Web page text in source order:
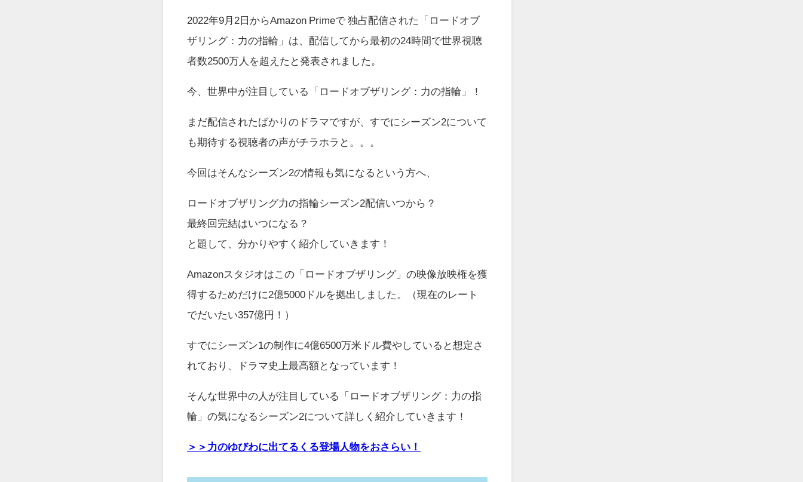
2022年9月2日からAmazon Primeで 独占配信された「ロードオブ
ザリング：力の指輪」は、配信してから最初の24時間で世界視聴
者数2500万人を超えたと発表されました。
今、世界中が注目している「ロードオブザリング：力の指輪」！
まだ配信されたばかりのドラマですが、すでにシーズン2について
も期待する視聴者の声がチラホラと。。。
今回はそんなシーズン2の情報も気になるという方へ、
ロードオブザリング力の指輪シーズン2配信いつから？
最終回完結はいつになる？
と題して、分かりやすく紹介していきます！
Amazonスタジオはこの「ロードオブザリング」の映像放映権を獲
得するためだけに2億5000ドルを拠出しました。（現在のレート
でだいたい357億円！）
すでにシーズン1の制作に4億6500万米ドル費やしていると想定さ
れており、ドラマ史上最高額となっています！
そんな世界中の人が注目している「ロードオブザリング：力の指
輪」の気になるシーズン2について詳しく紹介していきます！
＞＞力のゆびわに出てるくる登場人物をおさらい！